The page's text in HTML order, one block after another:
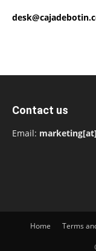
Contact us
Email:
Home Terms